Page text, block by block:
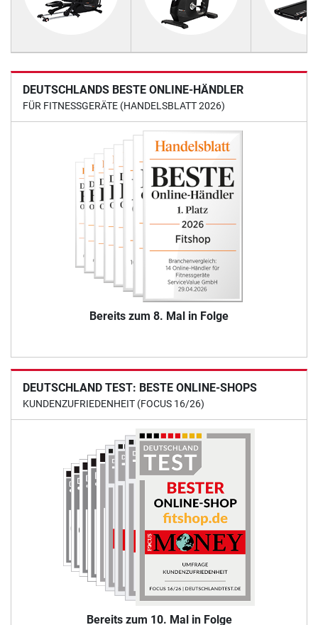
DEUTSCHLANDS BESTE ONLINE-HÄNDLER
FÜR FITNESSGERÄTE (HANDELSBLATT 2026)
Bereits zum 8. Mal in Folge
DEUTSCHLAND TEST: BESTE ONLINE-SHOPS
KUNDENZUFRIEDENHEIT (FOCUS 16/26)
Bereits zum 10. Mal in Folge